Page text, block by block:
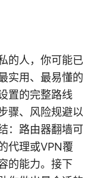
的人，你可能已
实用、最易懂的
置的完整路线
骤、风险规避以
：路由器翻墙可
代理或VPN覆
的能力。接下